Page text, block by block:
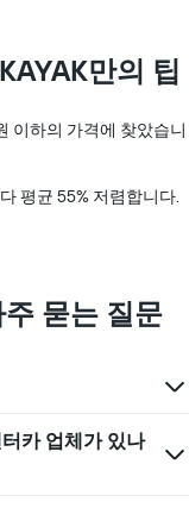
만의 팁
이하의 가격에 찾았습니
평균 55% 저렴합니다.
묻는 질문
카 업체가 있나